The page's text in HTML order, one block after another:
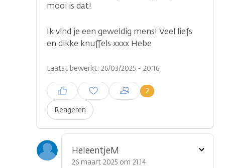
mooi is dat!
Ik vind je een geweldig mens! Veel liefs
en dikke knuffels xxxx Hebe
Laatst bewerkt: 26/03/2025 - 20:16
Reageren
2
Inloggen om een reactie te
plaatsen
HeleentjeM
26 maart 2025 om 21.14
Toon